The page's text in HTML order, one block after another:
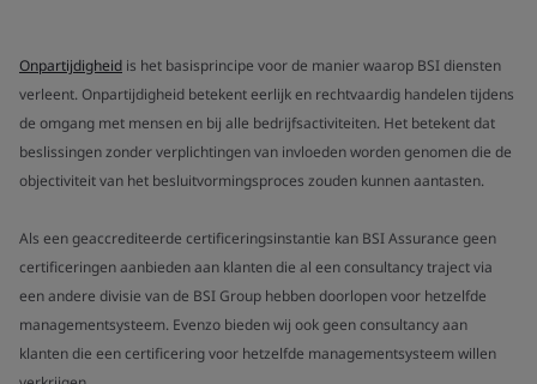
Onpartijdigheid is het basisprincipe voor de manier waarop BSI diensten
verleent. Onpartijdigheid betekent eerlijk en rechtvaardig handelen tijdens
de omgang met mensen en bij alle bedrijfsactiviteiten. Het betekent dat
beslissingen zonder verplichtingen van invloeden worden genomen die de
objectiviteit van het besluitvormingsproces zouden kunnen aantasten.
Als een geaccrediteerde certificeringsinstantie kan BSI Assurance geen
certificeringen aanbieden aan klanten die al een consultancy traject via
een andere divisie van de BSI Group hebben doorlopen voor hetzelfde
managementsysteem. Evenzo bieden wij ook geen consultancy aan
klanten die een certificering voor hetzelfde managementsysteem willen